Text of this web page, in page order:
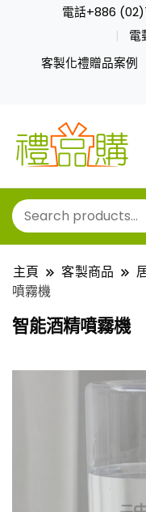
電話+886
電
客製化禮贈品案例
主頁 客製商品
噴霧機
智能酒精噴霧機